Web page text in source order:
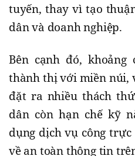
tuyến, thay vì tạo
dân và doanh nghiệp.
Bên cạnh đó,
thành thị với miền núi,
đặt ra nhiều thách
dân còn hạn chế kỹ
dụng dịch vụ công
về an toàn thông tin